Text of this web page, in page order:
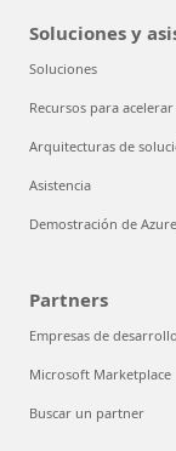
Soluciones y
Soluciones
Recursos para
Arquitecturas de
Asistencia
Demostración de
Partners
Empresas de
Microsoft Marketplace
Buscar un partner